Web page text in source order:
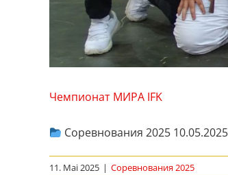
Чемпионат МИРА IFK
Соревнования 2025
11. Mai 2025 | Соревнования 2025